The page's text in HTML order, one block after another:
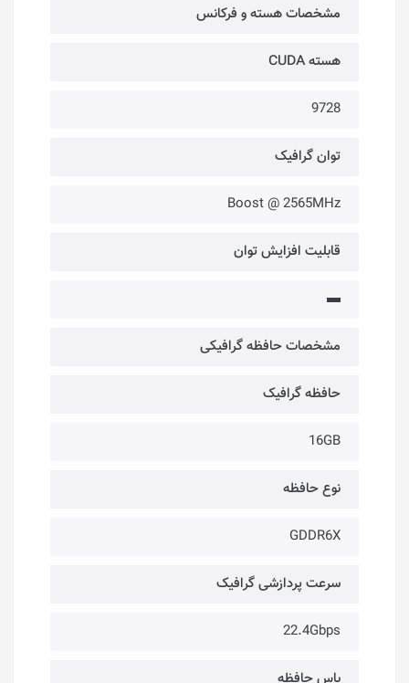
مشخصات هسته و فرکانس
هسته CUDA
9728
توان گرافیک
Boost @ 2565MHz
قابلیت افزایش توان
▬
مشخصات حافظه گرافیکی
حافظه گرافیک
16GB
نوع حافظه
GDDR6X
سرعت پردازشی گرافیک
22.4Gbps